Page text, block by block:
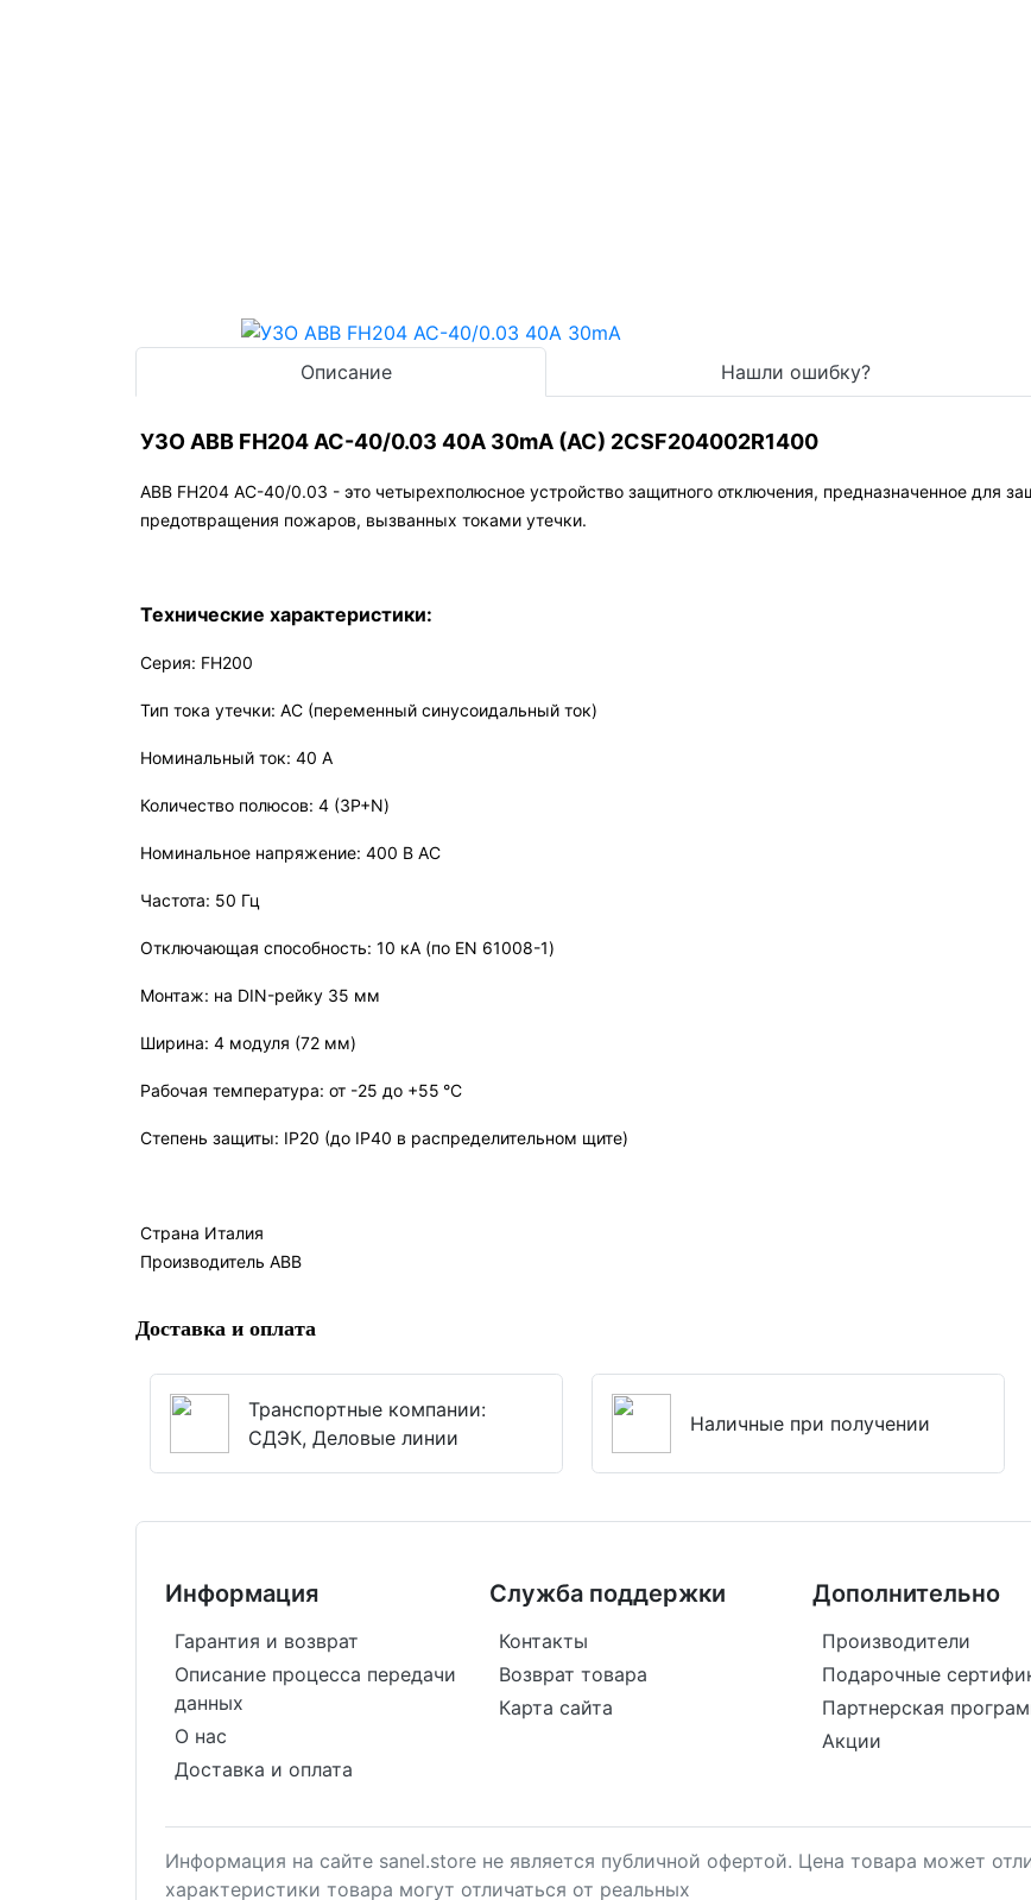
Описание Нашли ошибку?
УЗО ABB FH204 AC-40/0.03 40А 30mA (AC) 2CSF204002R1400
ABB FH204 AC-40/0.03 - это четырехполюсное устройство защитного отключения, предназначенное для
предотвращения пожаров, вызванных токами утечки.
Технические характеристики:
Серия: FH200
Тип тока утечки: AC (переменный синусоидальный ток)
Номинальный ток: 40 А
Количество полюсов: 4 (3P+N)
Номинальное напряжение: 400 В AC
Частота: 50 Гц
Отключающая способность: 10 кА (по EN 61008-1)
Монтаж: на DIN-рейку 35 мм
Ширина: 4 модуля (72 мм)
Рабочая температура: от -25 до +55 °C
Степень защиты: IP20 (до IP40 в распределительном щите)
Страна Италия
Производитель ABB
Доставка и оплата
Транспортные компании:
СДЭК, Деловые линии
Наличные при получении
Информация
Гарантия и возврат
Описание процесса передачи
данных
О нас
Доставка и оплата
Служба поддержки
Контакты
Возврат товара
Карта сайта
Дополнительно
Производители
Подарочные
Партнерская
Акции
Информация на сайте sanel.store не является публичной офертой. Цена товара может
характеристики товара могут отличаться от реальных